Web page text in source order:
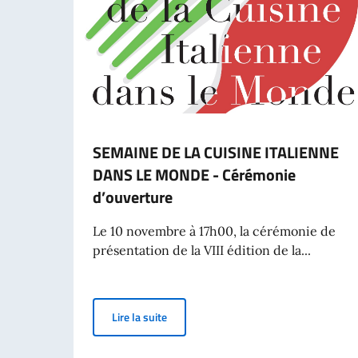
SEMAINE DE LA CUISINE ITALIENNE
DANS LE MONDE - Cérémonie
d’ouverture
Le 10 novembre à 17h00, la cérémonie de
présentation de la VIII édition de la...
Lire la suiteSEMAINE DE LA CUISINE ITALIENNE